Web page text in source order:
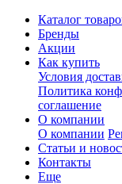
Каталог
Бренды
Акции
Как купить
Условия
Политика
соглашение
О компании
О компании
Статьи и
Контакты
Еще